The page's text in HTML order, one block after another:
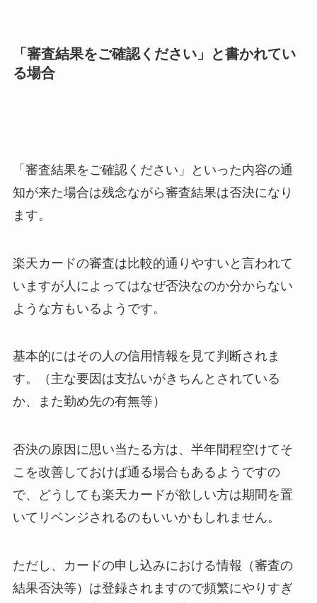
「審査結果をご確認ください」と書かれてい
る場合
「審査結果をご確認ください」といった内容の通
知が来た場合は残念ながら審査結果は否決になり
ます。
楽天カードの審査は比較的通りやすいと言われて
いますが人によってはなぜ否決なのか分からない
ような方もいるようです。
基本的にはその人の信用情報を見て判断されま
す。（主な要因は支払いがきちんとされている
か、また勤め先の有無等）
否決の原因に思い当たる方は、半年間程空けてそ
こを改善しておけば通る場合もあるようですの
で、どうしても楽天カードが欲しい方は期間を置
いてリベンジされるのもいいかもしれません。
ただし、カードの申し込みにおける情報（審査の
結果否決等）は登録されますので頻繁にやりすぎ